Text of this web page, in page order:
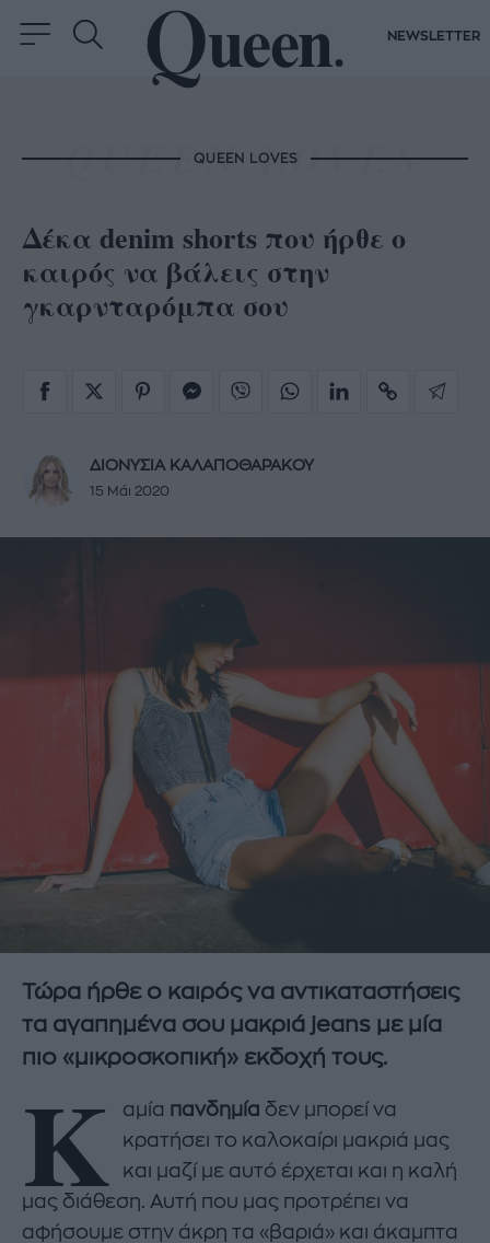
NEWSLETTER
QUEEN LOVES
Δέκα denim shorts που ήρθε ο
καιρός να βάλεις στην
γκαρνταρόμπα σου
ΔΙΟΝΥΣΙΑ ΚΑΛΑΠΟΘΑΡΑΚΟΥ
15 Μάι 2020
Τώρα ήρθε ο καιρός να αντικαταστήσεις
τα αγαπημένα σου μακριά jeans με μία
πιο «μικροσκοπική» εκδοχή τους.
K αμία πανδημία δεν μπορεί να
κρατήσει το καλοκαίρι μακριά μας
και μαζί με αυτό έρχεται και η καλή
μας διάθεση. Αυτή που μας προτρέπει να
αφήσουμε στην άκρη τα «βαριά» και άκαμπτα